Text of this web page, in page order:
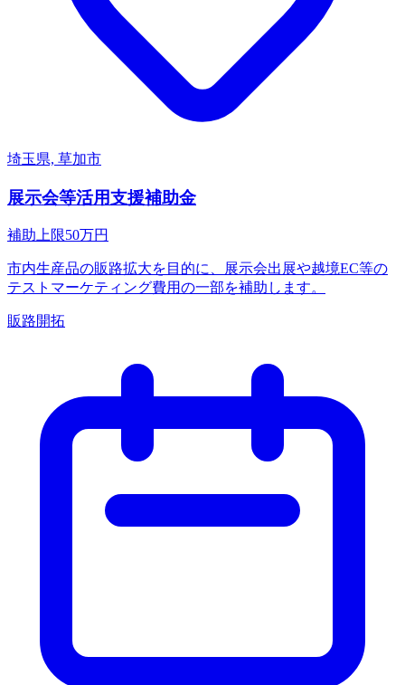
埼玉県, 草加市
展示会等活用支援補助金
補助上限50万円
市内生産品の販路拡大を目的に、展示会出展や越境EC等の
テストマーケティング費用の一部を補助します。
販路開拓